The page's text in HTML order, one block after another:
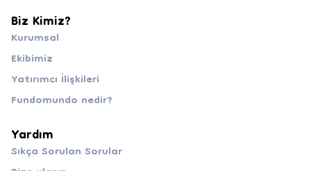
Biz Kimiz?
Kurumsal
Ekibimiz
Yatırımcı İlişkileri
Fundomundo nedir?
Yardım
Sıkça Sorulan Sorular